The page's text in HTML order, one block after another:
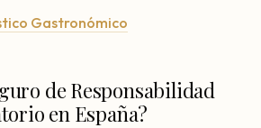
Gastronómico
de Responsabilidad
en España?